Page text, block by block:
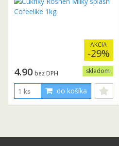
AKCIA
-29%
skladom
4.90 bez DPH
do košíka